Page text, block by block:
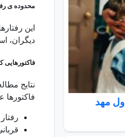
مهد
محدوده ی
این
دیگران،
نتایج
فاکتورها